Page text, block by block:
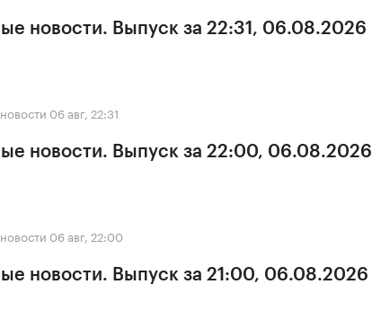
новости. Выпуск за 22:31, 06.08.2026
06 авг, 22:31
новости. Выпуск за 22:00, 06.08.2026
06 авг, 22:00
новости. Выпуск за 21:00, 06.08.2026